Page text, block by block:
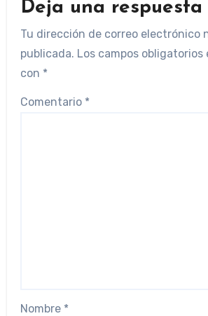
Deja una respuesta
Tu dirección de correo electrónico
publicada. Los campos
con *
Comentario *
Nombre *